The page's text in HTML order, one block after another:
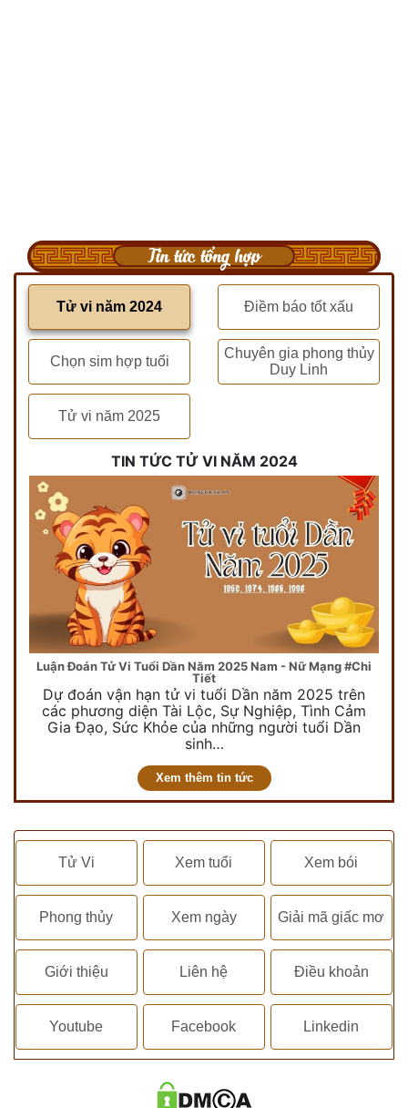
Tin tức tổng hợp
Tử vi năm 2024 Điềm báo tốt xấu
Chọn sim hợp tuổi
Chuyên gia phong thủy
Duy Linh
Tử vi năm 2025
TIN TỨC TỬ VI NĂM 2024
Luận Đoán Tử Vi Tuổi Dần Năm 2025 Nam - Nữ Mạng #Chi
Tiết
Dự đoán vận hạn tử vi tuổi Dần năm 2025 trên
các phương diện Tài Lộc, Sự Nghiệp, Tình Cảm
Gia Đạo, Sức Khỏe của những người tuổi Dần
sinh…
Xem thêm tin tức
Tử Vi Xem tuổi Xem bói
Phong thủy Xem ngày Giải mã giấc mơ
Giới thiệu Liên hệ Điều khoản
Youtube Facebook Linkedin